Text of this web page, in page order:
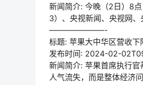
新闻简介: 今晚（2日）8
3）、央视新闻、央视网、
———————-
标题: 苹果大中华区营收
发布时间: 2024-02-
新闻简介: 苹果首席执行
人气流失，而是整体经济问